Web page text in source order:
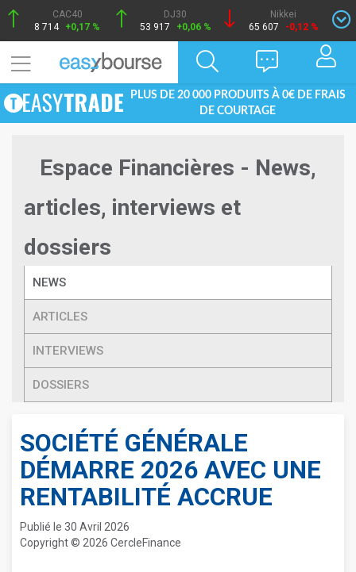
CAC40
8 714 +0,17 %
DJ30
53 917
+0,06 %
Nikkei
65 607
-0,12 %
PLUS DE 20 000 PRODUITS À 0€ DE FRAIS
DE COURTAGE
Espace Financières - News,
articles, interviews et
dossiers
NEWS
ARTICLES
INTERVIEWS
DOSSIERS
SOCIÉTÉ GÉNÉRALE
DÉMARRE 2026 AVEC UNE
RENTABILITÉ ACCRUE
Publié le 30 Avril 2026
Copyright © 2026 CercleFinance